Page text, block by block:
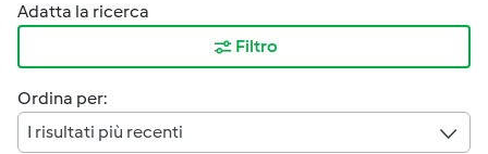
Adatta la ricerca
Filtro
Ordina per:
I risultati più recenti